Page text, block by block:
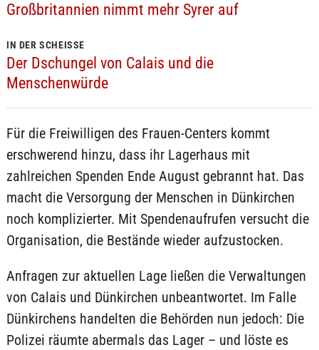
Großbritannien nimmt mehr Syrer auf
IN DER SCHEISSE
Der Dschungel von Calais und die
Menschenwürde
Für die Freiwilligen des Frauen-Centers kommt
erschwerend hinzu, dass ihr Lagerhaus mit
zahlreichen Spenden Ende August gebrannt hat. Das
macht die Versorgung der Menschen in Dünkirchen
noch komplizierter. Mit Spendenaufrufen versucht die
Organisation, die Bestände wieder aufzustocken.
Anfragen zur aktuellen Lage ließen die Verwaltungen
von Calais und Dünkirchen unbeantwortet. Im Falle
Dünkirchens handelten die Behörden nun jedoch: Die
Polizei räumte abermals das Lager – und löste es